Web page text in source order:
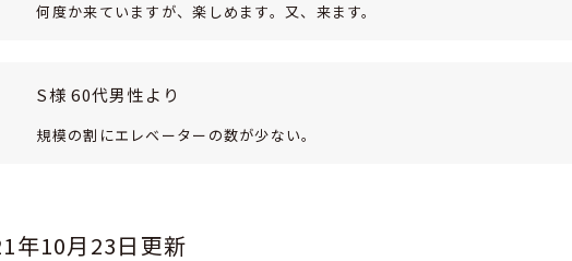
何度か来ていますが、楽しめます。又、来ます。
S様 60代男性より
規模の割にエレベーターの数が少ない。
年10月23日更新